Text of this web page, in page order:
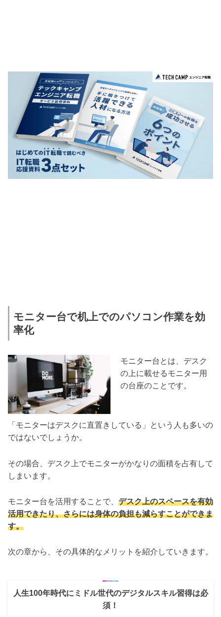
モニター台で机上でのパソコン作業を効
率化
モニター台とは、デスク
の上に載せるモニター用
の台座のことです。
「モニターはデスクに直置きしている」という人も多いの
ではないでしょうか。
その場合、デスク上でモニターがかなりの面積を占有して
しまいます。
モニター台を活用することで、 デスク上のスペースを有効
活用できたり、さらには身体の負担も減らすことができま
す。
次の章から、その具体的なメリットを紹介していきます。
人生100年時代にミドル世代のデジタルスキル習得は必
須！